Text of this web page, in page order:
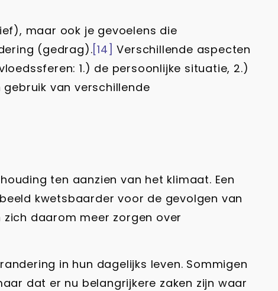
maar ook je gevoelens die
(gedrag).[14] Verschillende aspecten
1.) de persoonlijke situatie, 2.)
van verschillende
ten aanzien van het klimaat. Een
kwetsbaarder voor de gevolgen van
daarom meer zorgen over
in hun dagelijks leven. Sommigen
dat er nu belangrijkere zaken zijn waar